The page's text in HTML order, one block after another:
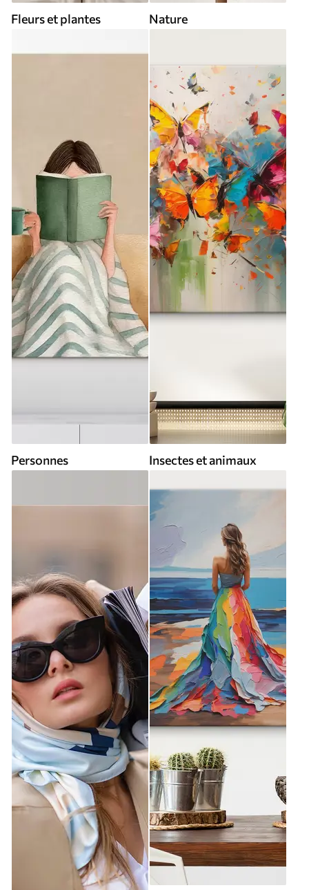
Fleurs et plantes Nature
Personnes Insectes et animaux